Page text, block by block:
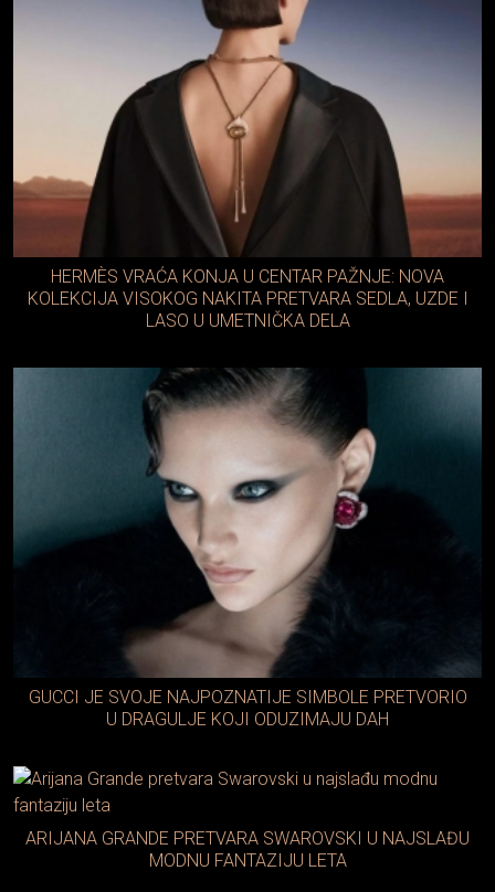
HERMÈS VRAĆA KONJA U CENTAR PAŽNJE: NOVA
KOLEKCIJA VISOKOG NAKITA PRETVARA SEDLA, UZDE I
LASO U UMETNIČKA DELA
GUCCI JE SVOJE NAJPOZNATIJE SIMBOLE PRETVORIO
U DRAGULJE KOJI ODUZIMAJU DAH
ARIJANA GRANDE PRETVARA SWAROVSKI U NAJSLAĐU
MODNU FANTAZIJU LETA